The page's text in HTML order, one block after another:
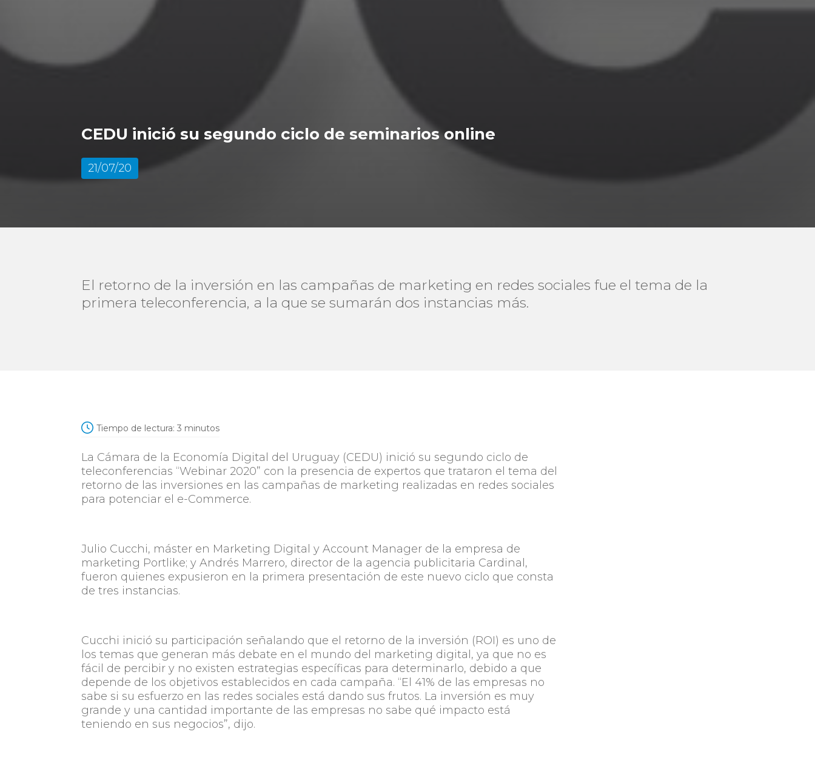
CEDU inició su segundo ciclo de seminarios online
21/07/20
El retorno de la inversión en las campañas de marketing en redes sociales fue el tema de la
primera teleconferencia, a la que se sumarán dos instancias más.
Tiempo de lectura: 3 minutos
La Cámara de la Economía Digital del Uruguay (CEDU) inició su segundo ciclo de
teleconferencias “Webinar 2020” con la presencia de expertos que trataron el tema del
retorno de las inversiones en las campañas de marketing realizadas en redes sociales
para potenciar el e-Commerce.
Julio Cucchi, máster en Marketing Digital y Account Manager de la empresa de
marketing Portlike; y Andrés Marrero, director de la agencia publicitaria Cardinal,
fueron quienes expusieron en la primera presentación de este nuevo ciclo que consta
de tres instancias.
Cucchi inició su participación señalando que el retorno de la inversión (ROI) es uno de
los temas que generan más debate en el mundo del marketing digital, ya que no es
fácil de percibir y no existen estrategias específicas para determinarlo, debido a que
depende de los objetivos establecidos en cada campaña. “El 41% de las empresas no
sabe si su esfuerzo en las redes sociales está dando sus frutos. La inversión es muy
grande y una cantidad importante de las empresas no sabe qué impacto está
teniendo en sus negocios”, dijo.